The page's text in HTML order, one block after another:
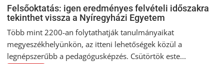
Felsőoktatás: igen eredményes felvételi időszakra
tekinthet vissza a Nyíregyházi Egyetem
Több mint 2200-an folytathatják tanulmányaikat
megyeszékhelyünkön, az itteni lehetőségek közül a
legnépszerűbb a pedagógusképzés. Csütörtök este...